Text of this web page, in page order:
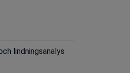
lindningsanalys
av
BA-serien av oljeprovare från
och är perfekt lämpade för